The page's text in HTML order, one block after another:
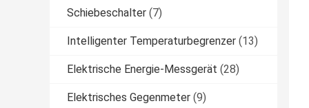
Schiebeschalter (7)
Intelligenter Temperaturbegrenzer (13)
Elektrische Energie-Messgerät (28)
Elektrisches Gegenmeter (9)